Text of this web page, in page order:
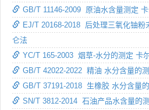
GB/T 11146-2009 原油水含量测定
EJ/T 20168-2018 后处理三氧化铀粉
仑法
YC/T 165-2003 烟草-水分的测定 卡
GB/T 42022-2022 精油 水分含量的
GB/T 37191-2018 生橡胶 水分含量
SN/T 3812-2014 石油产品水含量的